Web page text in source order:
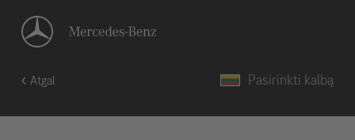
Atgal Pasirinkti kalbą